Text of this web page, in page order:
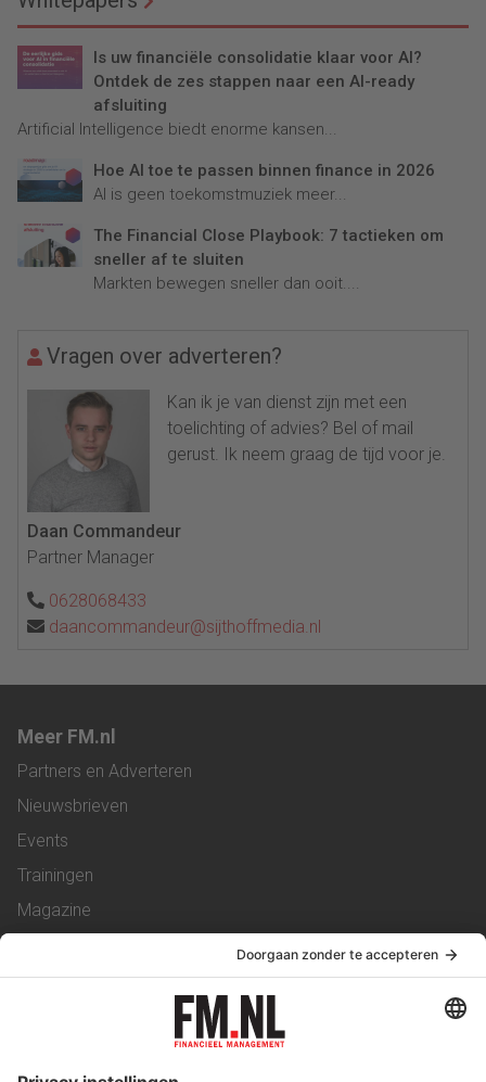
Is uw financiële consolidatie klaar voor AI?
Ontdek de zes stappen naar een AI-ready
afsluiting
Artificial Intelligence biedt enorme kansen...
Hoe AI toe te passen binnen finance in 2026
AI is geen toekomstmuziek meer...
The Financial Close Playbook: 7 tactieken om
sneller af te sluiten
Markten bewegen sneller dan ooit....
Vragen over adverteren?
Kan ik je van dienst zijn met een
toelichting of advies? Bel of mail
gerust. Ik neem graag de tijd voor je.
Daan Commandeur
Partner Manager
0628068433
daancommandeur@sijthoffmedia.nl
Meer FM.nl
Partners en Adverteren
Nieuwsbrieven
Events
Trainingen
Magazine
Service & Contact